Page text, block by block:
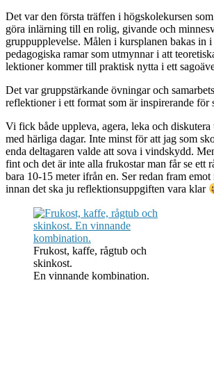
Det var den första träffen i högskolekursen
göra inlärning till en rolig, givande och
gruppupplevelse. Målen i kursplanen bakas in
pedagogiska ramar som utmynnar i att
lektioner kommer till praktisk nytta i ett
Det var gruppstärkande övningar och
reflektioner i ett format som är inspirerande för
Vi fick både uppleva, agera, leka och
med härliga dagar. Inte minst för att jag som
enda deltagaren valde att sova i vindskydd.
fint och det är inte alla frukostar man får se ett
bara 10-15 meter ifrån en. Ser redan fram
innan det ska ju reflektionsuppgiften vara klar
Frukost, kaffe, rågtub och
skinkost.
En vinnande kombination.